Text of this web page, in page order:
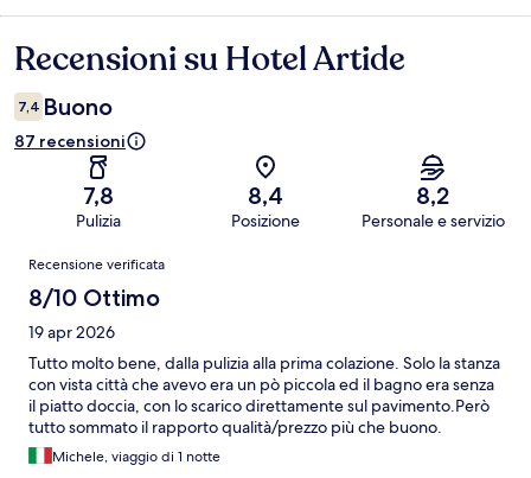
Recensioni
Recensioni su Hotel Artide
7,4 Buono
87 recensioni
7,8
Pulizia
8,4
Posizione
8,2
Personale e servizio
Recensioni
Recensione verificata
8/10 Ottimo
19 apr 2026
Tutto molto bene, dalla pulizia alla prima colazione. Solo la stanza
con vista città che avevo era un pò piccola ed il bagno era senza
il piatto doccia, con lo scarico direttamente sul pavimento.Però
tutto sommato il rapporto qualità/prezzo più che buono.
Michele, viaggio di 1 notte